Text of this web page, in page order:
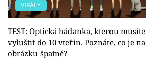
VIRÁLY
TEST: Optická hádanka, kterou musíte
vyluštit do 10 vteřin. Poznáte, co je na
obrázku špatně?